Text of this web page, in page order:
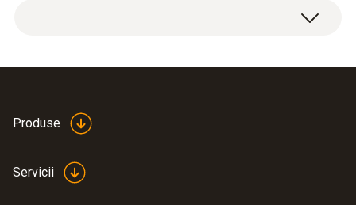
Certificat de etalonare ISO pentru pH, într-un
Produse
Servicii